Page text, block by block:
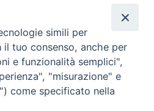
simili per
tuo consenso, anche per
e funzionalità semplici",
"misurazione" e
come specificato nella